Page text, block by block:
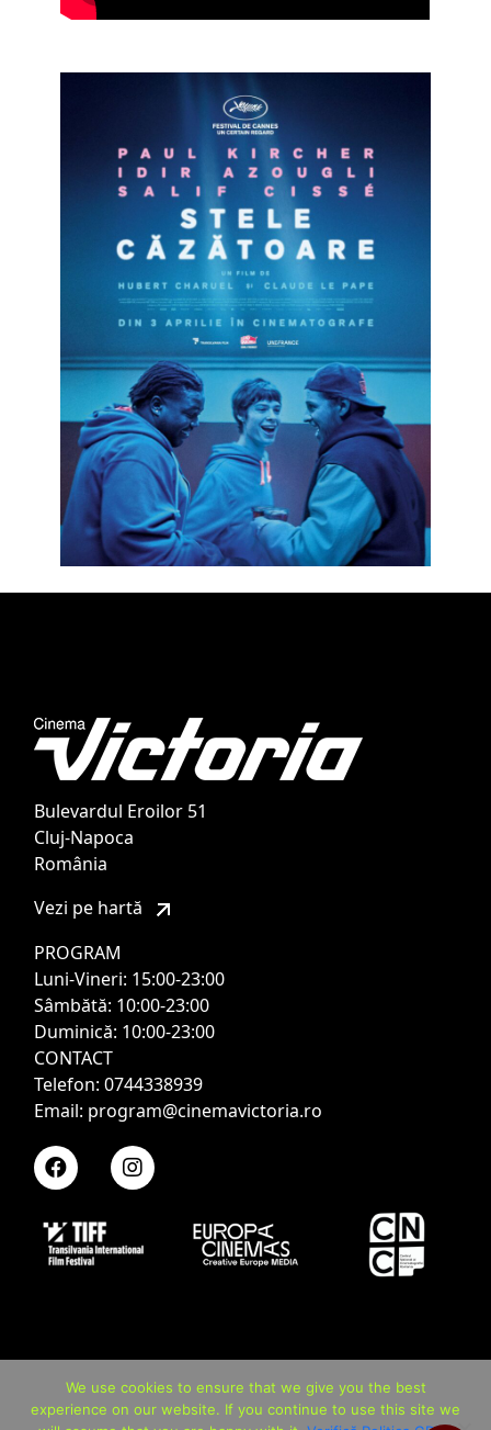
Bulevardul Eroilor 51
Cluj-Napoca
România
Vezi pe hartă
PROGRAM
Luni-Vineri: 15:00-23:00
Sâmbătă: 10:00-23:00
Duminică: 10:00-23:00
CONTACT
Telefon: 0744338939
Email: program@cinemavictoria.ro
We use cookies to ensure that we give you the best
experience on our website. If you continue to use this site we